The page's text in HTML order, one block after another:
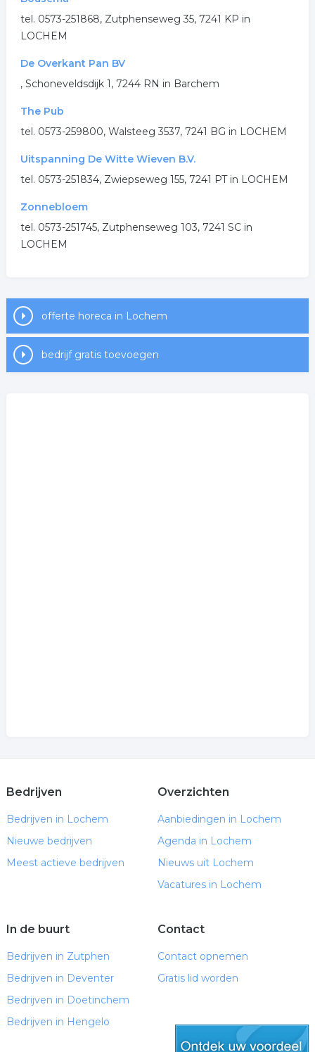
tel. 0573-251868, Zutphenseweg 35, 7241 KP in
LOCHEM
De Overkant Pan BV
, Schoneveldsdijk 1, 7244 RN in Barchem
The Pub
tel. 0573-259800, Walsteeg 3537, 7241 BG in LOCHEM
Uitspanning De Witte Wieven B.V.
tel. 0573-251834, Zwiepseweg 155, 7241 PT in LOCHEM
Zonnebloem
tel. 0573-251745, Zutphenseweg 103, 7241 SC in
LOCHEM
offerte horeca in Lochem
bedrijf gratis toevoegen
Bedrijven
Bedrijven in Lochem
Nieuwe bedrijven
Meest actieve bedrijven
Overzichten
Aanbiedingen in Lochem
Agenda in Lochem
Nieuws uit Lochem
Vacatures in Lochem
In de buurt
Bedrijven in Zutphen
Bedrijven in Deventer
Bedrijven in Doetinchem
Bedrijven in Hengelo
Contact
Contact opnemen
Gratis lid worden